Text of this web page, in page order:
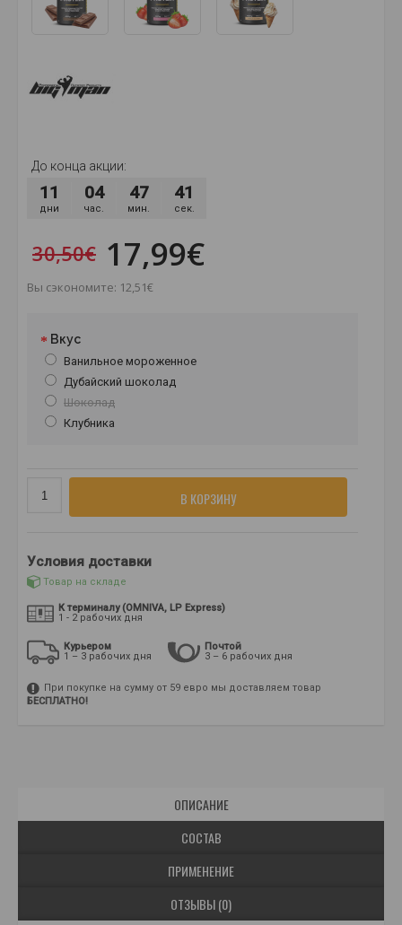
До конца акции:
11
дни
04
час.
47
мин.
40
сек.
30,50€ 17,99€
Вы сэкономите: 12,51€
Вкус
Ванильное мороженное
Дубайский шоколад
Шоколад
Клубника
В КОРЗИНУ
Условия доставки
Товар на складе
К терминалу (OMNIVA, LP Express)
1 - 2 рабочих дня
Курьером
1 – 3 рабочих дня
Почтой
3 – 6 рабочих дня
При покупке на сумму от 59 евро мы доставляем товар
БЕСПЛАТНО!
ОПИСАНИЕ
СОСТАВ
ПРИМЕНЕНИЕ
ОТЗЫВЫ (0)